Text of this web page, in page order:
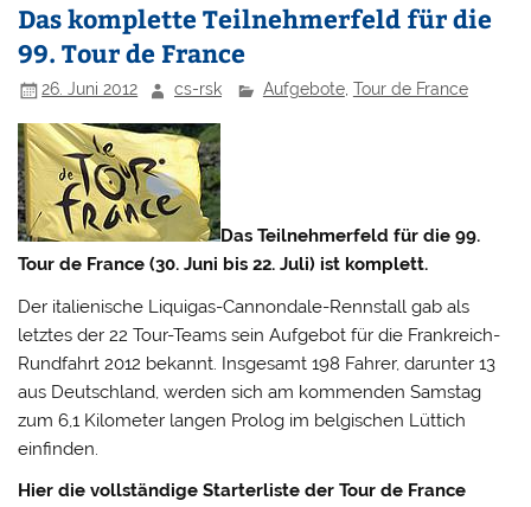
Das komplette Teilnehmerfeld für die
99. Tour de France
26. Juni 2012 cs-rsk Aufgebote, Tour de France
Das Teilnehmerfeld für die 99.
Tour de France (30. Juni bis 22. Juli) ist komplett.
Der italienische Liquigas-Cannondale-Rennstall gab als
letztes der 22 Tour-Teams sein Aufgebot für die Frankreich-
Rundfahrt 2012 bekannt. Insgesamt 198 Fahrer, darunter 13
aus Deutschland, werden sich am kommenden Samstag
zum 6,1 Kilometer langen Prolog im belgischen Lüttich
einfinden.
Hier die vollständige Starterliste der Tour de France